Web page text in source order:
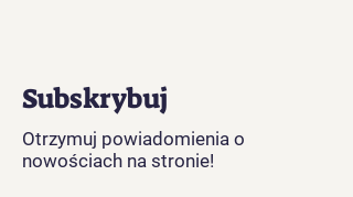
Subskrybuj
Otrzymuj powiadomienia o
nowościach na stronie!